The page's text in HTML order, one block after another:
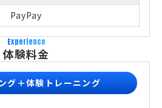
PayPay
Experience
体験料金
グ＋体験トレーニング